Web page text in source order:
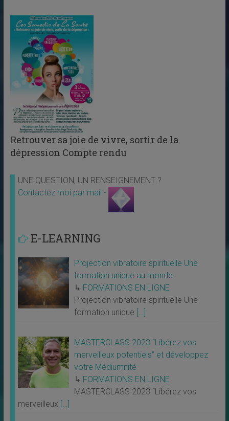
Retrouver sa joie de vivre, sortir de la
dépression Compte rendu
UNE QUESTION, UN RENSEIGNEMENT ?
Contactez moi par mail -
E-LEARNING
Projection vibratoire spirituelle Une
formation unique au monde
↳ FORMATIONS EN LIGNE
Projection vibratoire spirituelle Une
formation unique […]
MASTERCLASS 2023 “Libérez vos
merveilleux potentiels” et développez
votre Médiumnité
↳ FORMATIONS EN LIGNE
MASTERCLASS 2023 “Libérez vos
merveilleux […]